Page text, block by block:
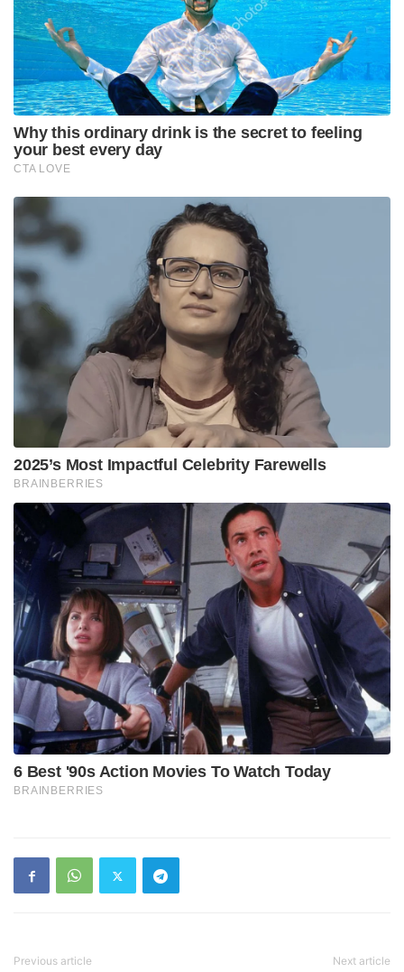
Previous article Next article